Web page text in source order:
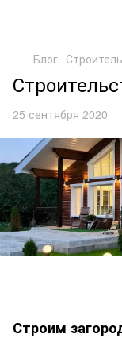
Блог
25 сентября 2020
Строим